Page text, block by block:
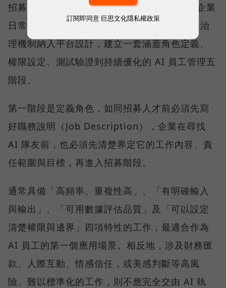
招募只是第一步。真正決定 AI 員工能否進入企業
日常營運的關鍵，在於治理。為此，ORRA 將治
理機制納入平台設計，建立一套涵蓋角色定義、
權限設定、測試驗證到持續優化的 AI 員工管理五
階段。
第一階段是定義角色，如同招募人才前必須先寫
好職務說明（Job Description），企業在尋找
AI 隊友前，也必須先清楚界定它的工作內容、責
任範圍與目標，再進入招募階段。
通常具備「高頻率、重複性高」、「有明確輸入
與輸出」、「可用數據評估品質」及「可以設定
清楚權限與邊界」四項特性的工作，最適合作為
AI 員工的第一個應用場景。相反地，涉及財務匯
款、人際互動、情感信任，或美感判斷等高風
險、難以標準化的工作，則不應完全交由 AI 執
訂閱即同意 巨思文化隱私權政策